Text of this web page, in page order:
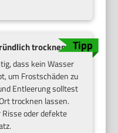
trocknen
dass kein Wasser
um Frostschäden zu
Entleerung solltest
trocknen lassen.
oder defekte